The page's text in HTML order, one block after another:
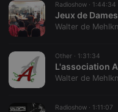
Radioshow · 1:44:34
Walter de
Other · 1:31:34
Walter de
Radioshow · 1:11:07
Strictly necessary
functionality such
management. The
Name